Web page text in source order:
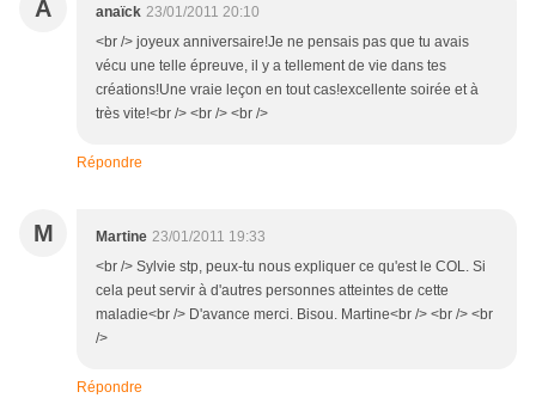
A anaïck 23/01/2011 20:10
<br /> joyeux anniversaire!Je ne pensais pas que tu avais
vécu une telle épreuve, il y a tellement de vie dans tes
créations!Une vraie leçon en tout cas!excellente soirée et à
très vite!<br /> <br /> <br />
Répondre
M Martine 23/01/2011 19:33
<br /> Sylvie stp, peux-tu nous expliquer ce qu'est le COL. Si
cela peut servir à d'autres personnes atteintes de cette
maladie<br /> D'avance merci. Bisou. Martine<br /> <br /> <br
/>
Répondre